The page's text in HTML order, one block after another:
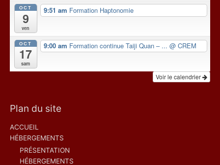
OCT
9
ven
9:51 am Formation Haptonomie
OCT
17
sam
9:00 am Formation continue Taiji Quan – ... @ CREM
Voir le calendrier
Plan du site
ACCUEIL
HÉBERGEMENTS
PRÉSENTATION
HÉBERGEMENTS